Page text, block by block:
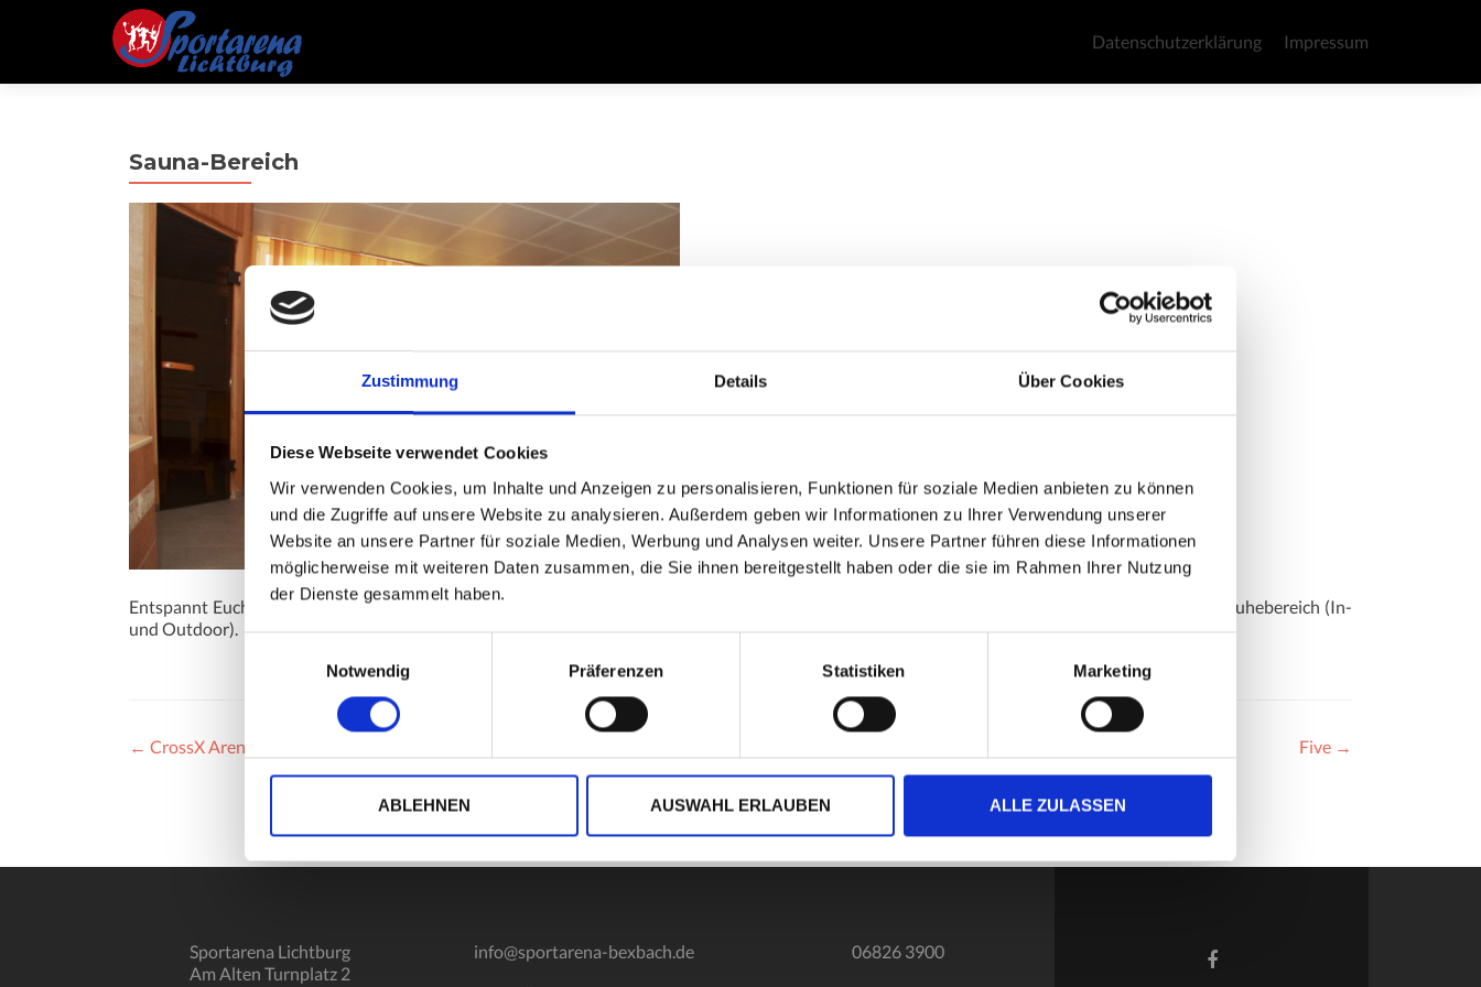
Zustimmung Details Über Cookies
Diese Webseite verwendet Cookies
Wir verwenden Cookies, um Inhalte und Anzeigen zu personalisieren, Funktionen für soziale Medien anbieten zu können
und die Zugriffe auf unsere Website zu analysieren. Außerdem geben wir Informationen zu Ihrer Verwendung unserer
Website an unsere Partner für soziale Medien, Werbung und Analysen weiter. Unsere Partner führen diese Informationen
möglicherweise mit weiteren Daten zusammen, die Sie ihnen bereitgestellt haben oder die sie im Rahmen Ihrer Nutzung
der Dienste gesammelt haben.
Notwendig
Präferenzen Statistiken Marketing
ABLEHNEN AUSWAHL ERLAUBEN ALLE ZULASSEN
Inhalt
Datenschutzerklärung Impressum
Sauna-Bereich
Entspannt Euch in einer unserer beiden Saunen. Wir bieten finnische Sauna und Sanarium. Genießt anschließend unseren freundlich gestalteten Ruhebereich (In-
und Outdoor).
Beitragsnavigation
← CrossX Arena Five →
Sportarena Lichtburg
Am Alten Turnplatz 2
info@sportarena-bexbach.de 06826 3900
Facebook-